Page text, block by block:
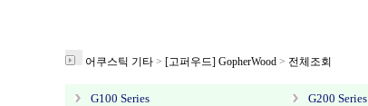
어쿠스틱 기타 > [고퍼우드] GopherWood > 전체조회
G100 Series G200 Series